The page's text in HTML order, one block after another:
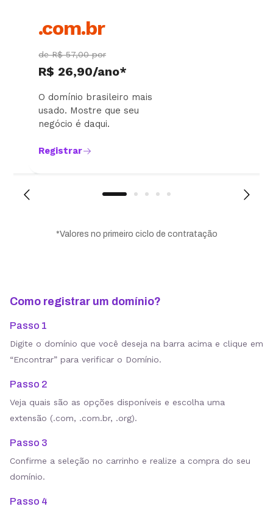
.com.br
de R$ 57,00 por
R$ 26,90/ano*
O domínio brasileiro mais
usado. Mostre que seu
negócio é daqui.
Registrar
*Valores no primeiro ciclo de contratação
Como registrar um domínio?
Passo 1
Digite o domínio que você deseja na barra acima e clique em
“Encontrar” para verificar o Domínio.
Passo 2
Veja quais são as opções disponíveis e escolha uma
extensão (.com, .com.br, .org).
Passo 3
Confirme a seleção no carrinho e realize a compra do seu
domínio.
Passo 4